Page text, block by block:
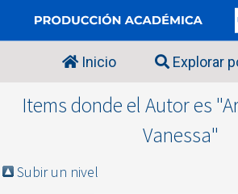
Inicio Explorar
Items donde el Autor es "
Vanessa"
Subir un nivel